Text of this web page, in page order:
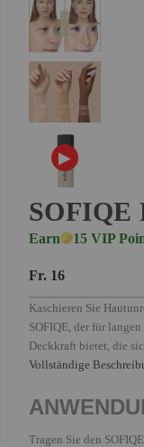
SOFIQE
Earn 15 VIP
Fr. 16
Kaschieren Sie
SOFIQE, der für
Deckkraft bietet, die
Vollständige
Tragen Sie den